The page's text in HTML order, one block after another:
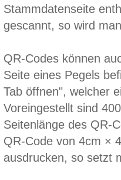
Stammdatenseite
gescannt, so wird
QR-Codes können
Seite eines Pegels
Tab öffnen", welcher
Voreingestellt sind
Seitenlänge des QR-
QR-Code von 4cm ×
ausdrucken, so setzt